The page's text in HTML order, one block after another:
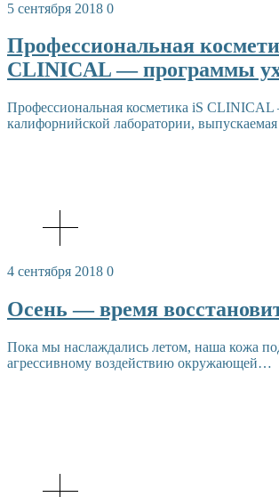
5 сентября 2018 0
Профессиональная
CLINICAL — программы
Профессиональная косметика iS
калифорнийской лаборатории,
4 сентября 2018 0
Осень — время
Пока мы наслаждались летом, наша кожа
агрессивному воздействию окружающей…